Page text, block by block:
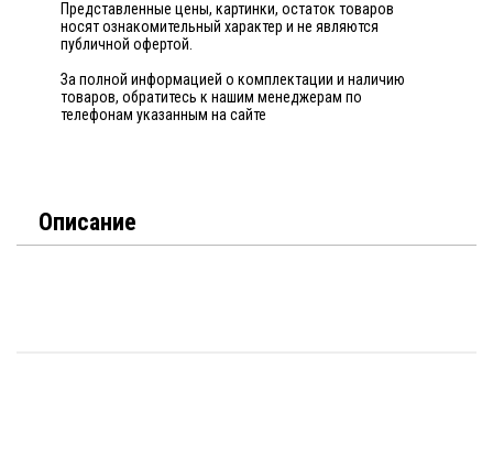
Представленные цены, картинки, остаток товаров
носят ознакомительный характер и не являются
публичной офертой.
За полной информацией о комплектации и наличию
товаров, обратитесь к нашим менеджерам по
телефонам указанным на сайте
Описание